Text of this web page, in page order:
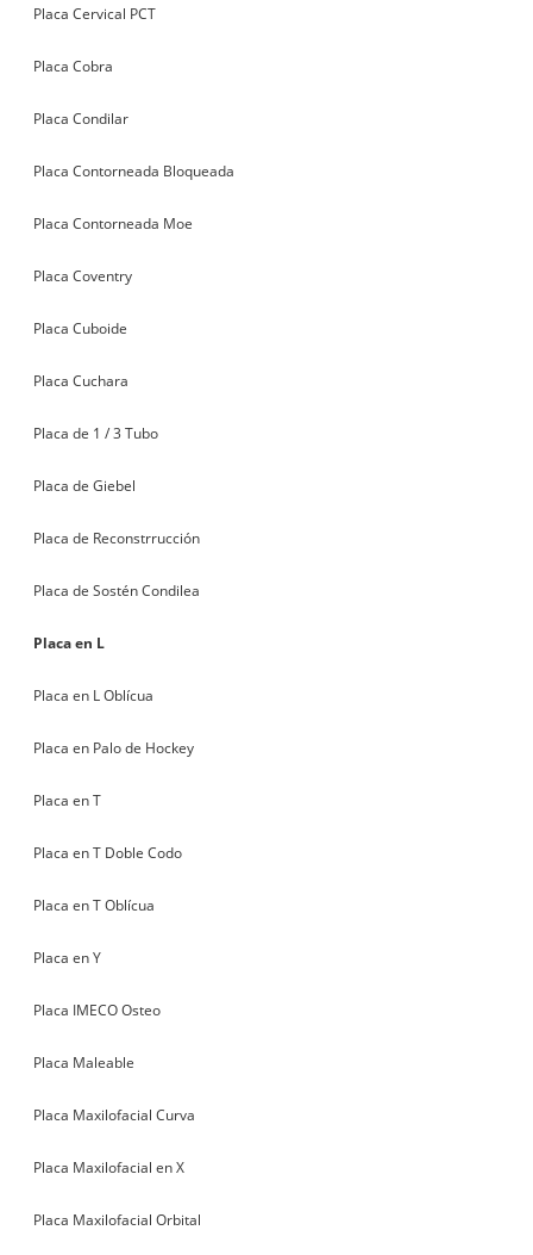
Placa Cervical PCT
Placa Cobra
Placa Condilar
Placa Contorneada Bloqueada
Placa Contorneada Moe
Placa Coventry
Placa Cuboide
Placa Cuchara
Placa de 1 / 3 Tubo
Placa de Giebel
Placa de Reconstrrucción
Placa de Sostén Condilea
Placa en L
Placa en L Oblícua
Placa en Palo de Hockey
Placa en T
Placa en T Doble Codo
Placa en T Oblícua
Placa en Y
Placa IMECO Osteo
Placa Maleable
Placa Maxilofacial Curva
Placa Maxilofacial en X
Placa Maxilofacial Orbital